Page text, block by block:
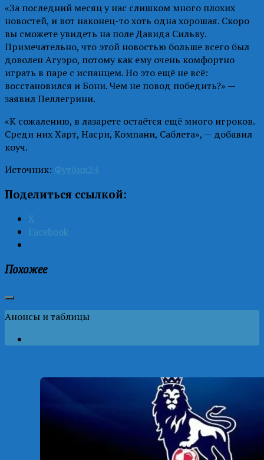
«За последний месяц у нас слишком много плохих
новостей, и вот наконец-то хоть одна хорошая. Скоро
вы сможете увидеть на поле Давида Сильву.
Примечательно, что этой новостью больше всего был
доволен Агуэро, потому как ему очень комфортно
играть в паре с испанцем. Но это ещё не всё:
восстановился и Бони. Чем не повод победить?» —
заявил Пеллегрини.
«К сожалению, в лазарете остаётся ещё много игроков.
Среди них Харт, Насри, Компани, Саблета», — добавил
коуч.
Источник: Футбик24
Поделиться ссылкой:
X
Facebook
Похожее
Анонсы и таблицы